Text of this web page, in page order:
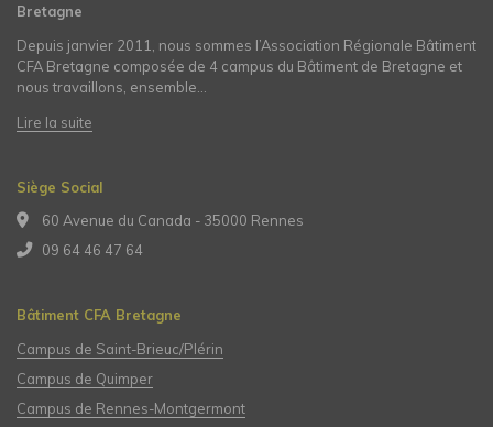
Bretagne
Depuis janvier 2011, nous sommes l’Association Régionale Bâtiment
CFA Bretagne composée de 4 campus du Bâtiment de Bretagne et
nous travaillons, ensemble…
Lire la suite
Siège Social
60 Avenue du Canada - 35000 Rennes
09 64 46 47 64
Bâtiment CFA Bretagne
Campus de Saint-Brieuc/Plérin
Campus de Quimper
Campus de Rennes-Montgermont